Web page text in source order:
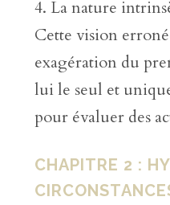
La nature
Cette vision
exagération du
lui le seul et
pour évaluer des
CHAPITRE 2 :